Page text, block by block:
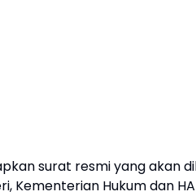
surat resmi yang akan
Kementerian Hukum dan